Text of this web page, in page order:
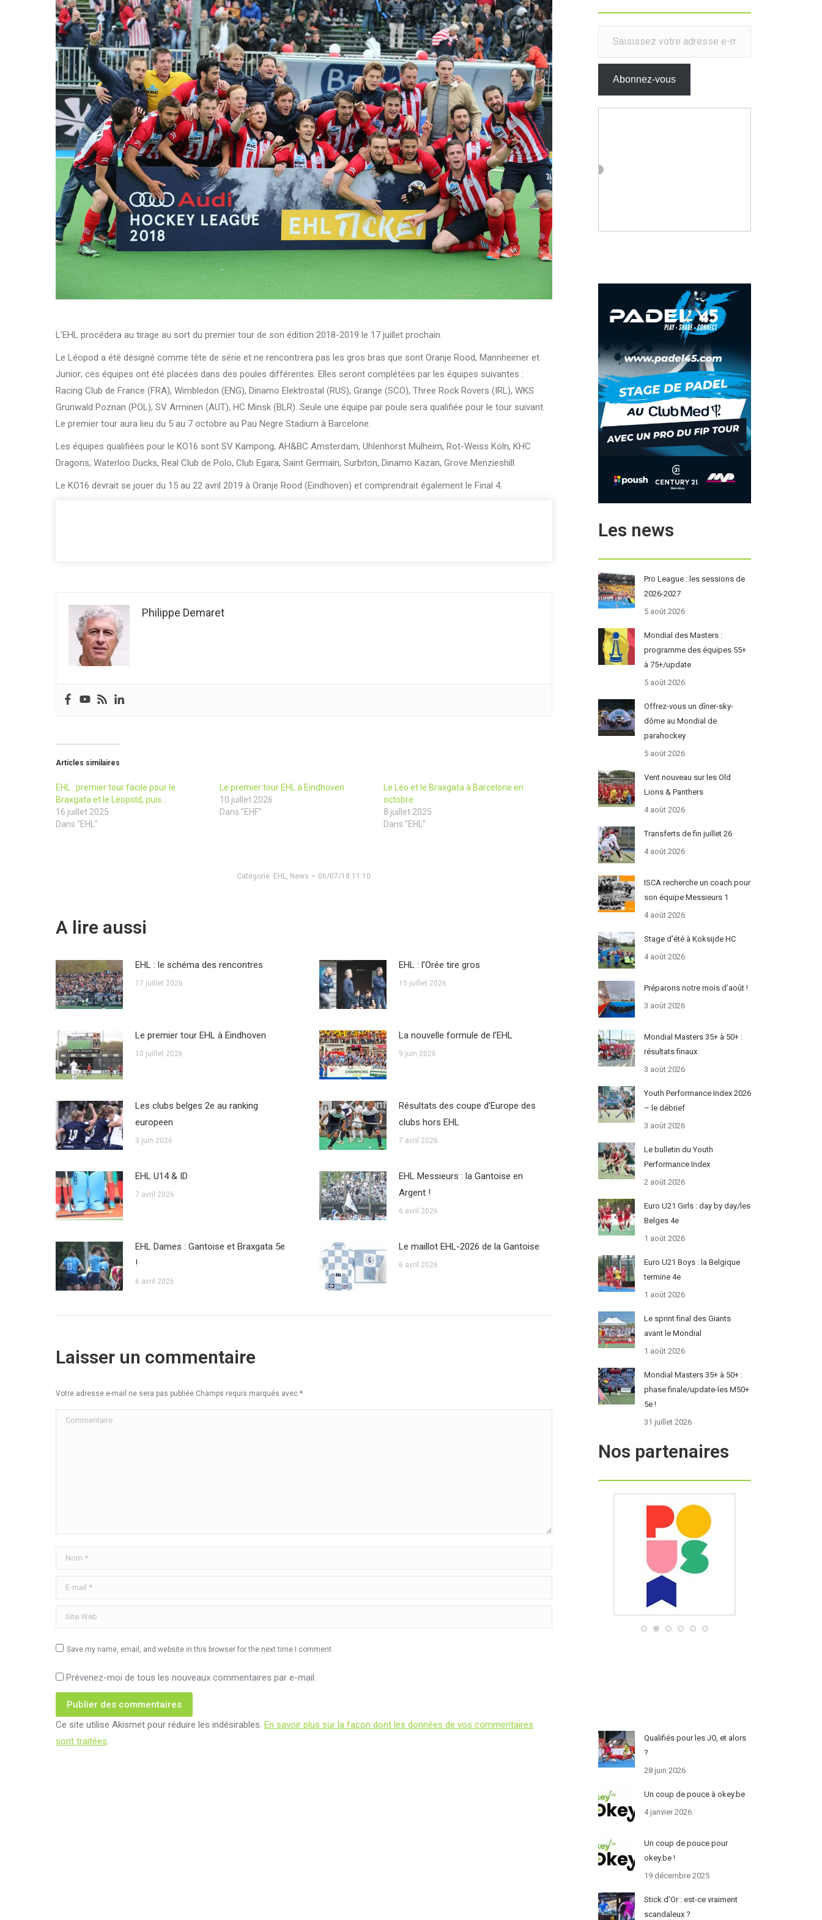
L’EHL procédera au tirage au sort du premier tour de son édition 2018-2019 le 17 juillet prochain.
Le Léopod a été désigné comme tête de série et ne rencontrera pas les gros bras que sont Oranje Rood, Mannheimer et
Junior; ces équipes ont été placées dans des poules différentes. Elles seront complétées par les équipes suivantes :
Racing Club de France (FRA), Wimbledon (ENG), Dinamo Elektrostal (RUS), Grange (SCO), Three Rock Rovers (IRL), WKS
Grunwald Poznan (POL), SV Arminen (AUT), HC Minsk (BLR). Seule une équipe par poule sera qualifiée pour le tour suivant.
Le premier tour aura lieu du 5 au 7 octobre au Pau Negre Stadium à Barcelone.
Les équipes qualifiées pour le KO16 sont SV Kampong, AH&BC Amsterdam, Uhlenhorst Mülheim, Rot-Weiss Köln, KHC
Dragons, Waterloo Ducks, Real Club de Polo, Club Egara, Saint Germain, Surbiton, Dinamo Kazan, Grove Menzieshill.
Le KO16 devrait se jouer du 15 au 22 avril 2019 à Oranje Rood (Eindhoven) et comprendrait également le Final 4.
Philippe Demaret
Articles similaires
EHL : premier tour facile pour le
Braxgata et le Léopold, puis…
16 juillet 2025
Dans "EHL"
Le premier tour EHL à Eindhoven
10 juillet 2026
Dans "EHF"
Le Léo et le Braxgata à Barcelone en
octobre
8 juillet 2025
Dans "EHL"
Catégorie EHL, News 06/07/18 11:10
A lire aussi
EHL : le schéma des rencontres
17 juillet 2026
EHL : l’Orée tire gros
15 juillet 2026
Le premier tour EHL à Eindhoven
10 juillet 2026
La nouvelle formule de l’EHL
9 juin 2026
Les clubs belges 2e au ranking
europeen
3 juin 2026
Résultats des coupe d’Europe des
clubs hors EHL
7 avril 2026
EHL U14 & ID
7 avril 2026
EHL Messieurs : la Gantoise en
Argent !
6 avril 2026
EHL Dames : Gantoise et Braxgata 5e
!
6 avril 2026
Le maillot EHL-2026 de la Gantoise
6 avril 2026
Laisser un commentaire
Votre adresse e-mail ne sera pas publiée Champs requis marqués avec *
Commentaire
Nom *
E-mail *
Site Web
Save my name, email, and website in this browser for the next time I comment.
Prévenez-moi de tous les nouveaux commentaires par e-mail.
Publier des commentaires
Ce site utilise Akismet pour réduire les indésirables. En savoir plus sur la façon dont les données de vos commentaires
sont traitées.
Saisissez votre adresse e-mail…
Abonnez-vous
Les news
Pro League : les sessions de
2026-2027
5 août 2026
Mondial des Masters :
programme des équipes 55+
à 75+/update
5 août 2026
Offrez-vous un dîner-sky-
dôme au Mondial de
parahockey
5 août 2026
Vent nouveau sur les Old
Lions & Panthers
4 août 2026
Transferts de fin juillet 26
4 août 2026
ISCA recherche un coach pour
son équipe Messieurs 1
4 août 2026
Stage d’été à Koksijde HC
4 août 2026
Préparons notre mois d’août !
3 août 2026
Mondial Masters 35+ à 50+ :
résultats finaux
3 août 2026
Youth Performance Index 2026
– le débrief
3 août 2026
Le bulletin du Youth
Performance Index
2 août 2026
Euro U21 Girls : day by day/les
Belges 4e
1 août 2026
Euro U21 Boys : la Belgique
termine 4e
1 août 2026
Le sprint final des Giants
avant le Mondial
1 août 2026
Mondial Masters 35+ à 50+ :
phase finale/update-les M50+
5e !
31 juillet 2026
Nos partenaires
Qualifiés pour les JO, et alors
?
28 juin 2026
Un coup de pouce à okey.be
4 janvier 2026
Un coup de pouce pour
okey.be !
19 décembre 2025
Stick d’Or : est-ce vraiment
scandaleux ?